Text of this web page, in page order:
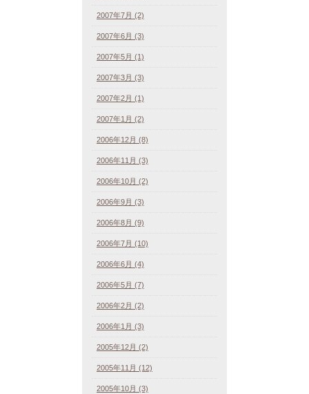
2007年7月 (2)
2007年6月 (3)
2007年5月 (1)
2007年3月 (3)
2007年2月 (1)
2007年1月 (2)
2006年12月 (8)
2006年11月 (3)
2006年10月 (2)
2006年9月 (3)
2006年8月 (9)
2006年7月 (10)
2006年6月 (4)
2006年5月 (7)
2006年2月 (2)
2006年1月 (3)
2005年12月 (2)
2005年11月 (12)
2005年10月 (3)